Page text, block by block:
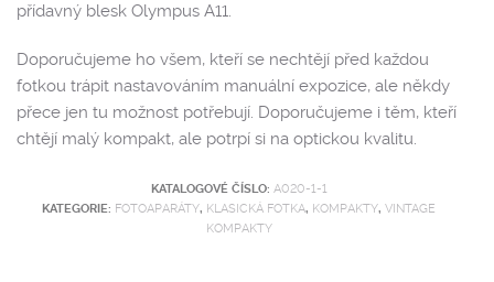
přídavný blesk Olympus A11.
Doporučujeme ho všem, kteří se nechtějí před každou
fotkou trápit nastavováním manuální expozice, ale někdy
přece jen tu možnost potřebují. Doporučujeme i těm, kteří
chtějí malý kompakt, ale potrpí si na optickou kvalitu.
KATALOGOVÉ ČÍSLO: A020-1-1
KATEGORIE: FOTOAPARÁTY, KLASICKÁ FOTKA, KOMPAKTY, VINTAGE
KOMPAKTY